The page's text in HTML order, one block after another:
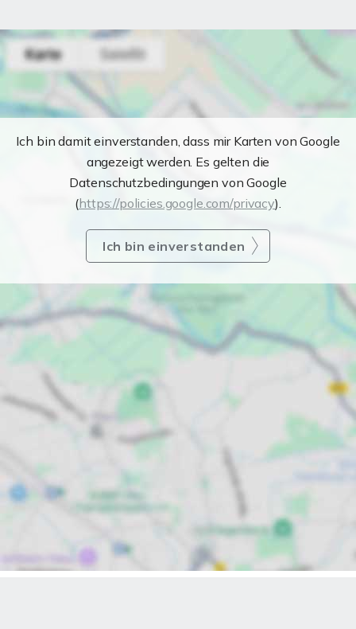
Ich bin damit einverstanden, dass mir Karten von Google
angezeigt werden. Es gelten die
Datenschutzbedingungen von Google
(https://policies.google.com/privacy).
Ich bin einverstanden